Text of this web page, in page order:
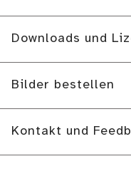
Downloads und
Bilder bestellen
Kontakt und